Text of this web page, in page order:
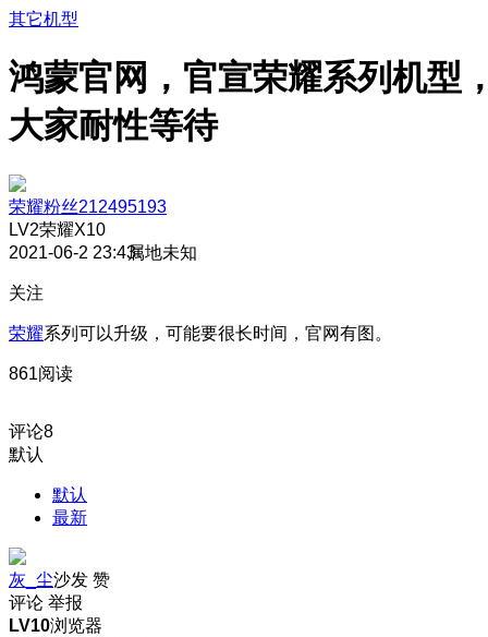
其它机型
鸿蒙官网，官宣荣耀系列机型
大家耐性等待
荣耀粉丝212495193
LV2荣耀X10
2021-06-2 23:43属地未知
关注
荣耀系列可以升级，可能要很长时间，官网有图。
861阅读
评论8
默认
默认
最新
灰_尘沙发 赞
评论 举报
LV10浏览器